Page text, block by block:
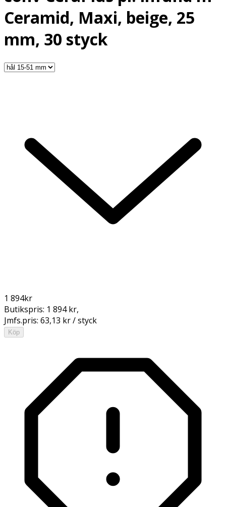
Ceramid, Maxi, beige, 25
mm, 30 styck
1 894kr
Butikspris: 1 894 kr,
Jmfs.pris: 63,13 kr / styck
Köp